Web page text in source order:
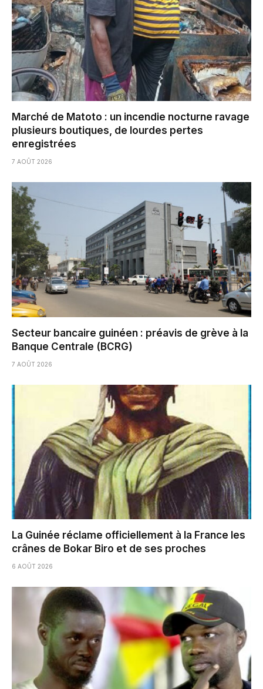
Marché de Matoto : un incendie nocturne ravage
plusieurs boutiques, de lourdes pertes
enregistrées
7 AOÛT 2026
Secteur bancaire guinéen : préavis de grève à la
Banque Centrale (BCRG)
7 AOÛT 2026
La Guinée réclame officiellement à la France les
crânes de Bokar Biro et de ses proches
6 AOÛT 2026